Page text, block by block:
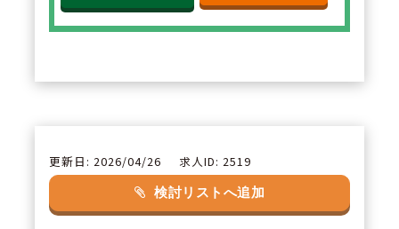
ています。
POINT2
ら、新人研修に携わる「研修リー
ダー・研修スタッフ制度」や、大
学訪問や学生対応を行う「リクル
更新日: 2026/04/26 求人ID: 2519
検討リストへ追加